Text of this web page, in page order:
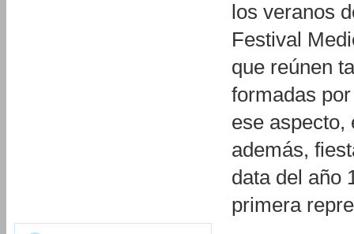
los veranos
Festival
que reúnen
formadas
ese aspecto,
además,
data del año
primera